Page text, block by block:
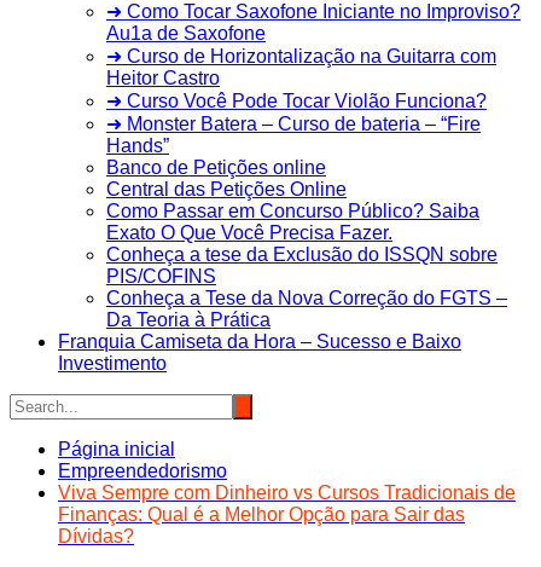
➜ Como Tocar Saxofone Iniciante no Improviso?
Au1a de Saxofone
➜ Curso de Horizontalização na Guitarra com
Heitor Castro
➜ Curso Você Pode Tocar Violão Funciona?
➜ Monster Batera – Curso de bateria – “Fire
Hands”‎
Banco de Petições online
Central das Petições Online
Como Passar em Concurso Público? Saiba
Exato O Que Você Precisa Fazer.
Conheça a tese da Exclusão do ISSQN sobre
PIS/COFINS
Conheça a Tese da Nova Correção do FGTS –
Da Teoria à Prática
Franquia Camiseta da Hora – Sucesso e Baixo
Investimento
Página inicial
Empreendedorismo
Viva Sempre com Dinheiro vs Cursos Tradicionais de
Finanças: Qual é a Melhor Opção para Sair das
Dívidas?